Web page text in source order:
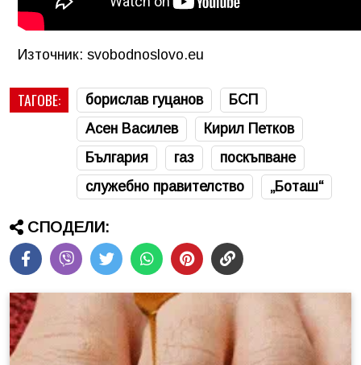
Източник: svobodnoslovo.eu
ТАГОВЕ: борислав гуцанов
БСП
Асен Василев
Кирил Петков
България
газ
поскъпване
служебно правителство
„Боташ“
СПОДЕЛИ: